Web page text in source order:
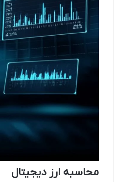
محاسبه ارز دیجیتال